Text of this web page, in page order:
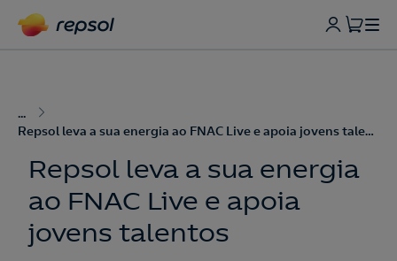
...
Repsol leva a sua energia ao FNAC Live e apoia jovens talentos
Repsol leva a sua energia
ao FNAC Live e apoia
jovens talentos